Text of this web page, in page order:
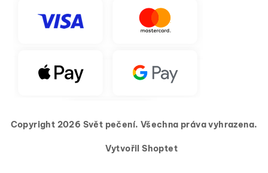
Copyright 2026 Svět pečení. Všechna práva vyhrazena.
Vytvořil Shoptet